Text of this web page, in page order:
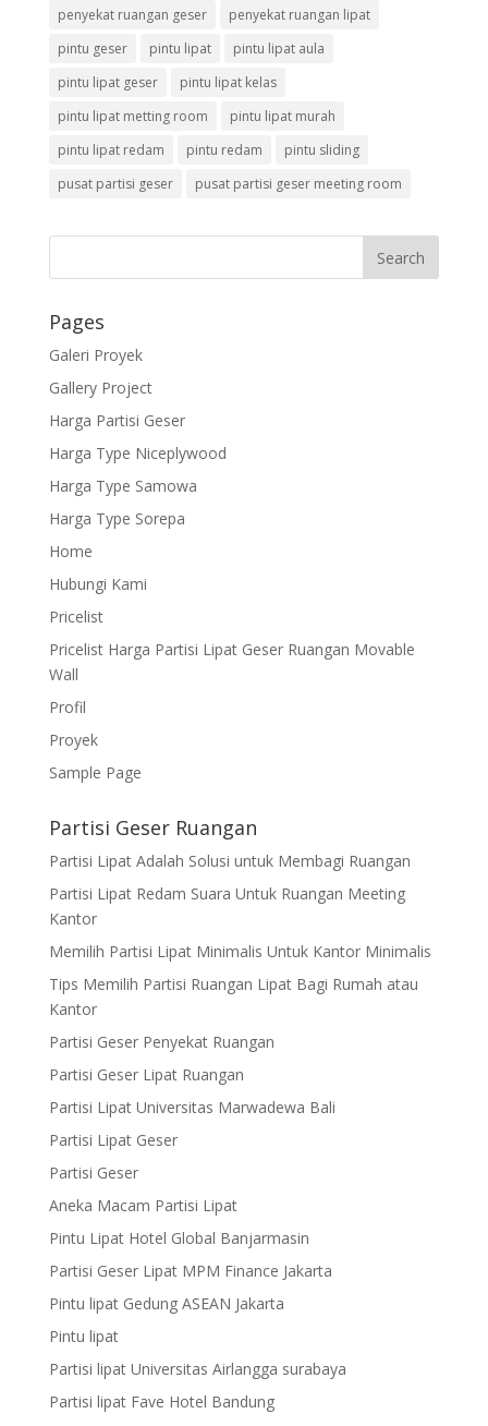
penyekat ruangan geser
penyekat ruangan lipat
pintu geser
pintu lipat
pintu lipat aula
pintu lipat geser
pintu lipat kelas
pintu lipat metting room
pintu lipat murah
pintu lipat redam
pintu redam
pintu sliding
pusat partisi geser
pusat partisi geser meeting room
Pages
Galeri Proyek
Gallery Project
Harga Partisi Geser
Harga Type Niceplywood
Harga Type Samowa
Harga Type Sorepa
Home
Hubungi Kami
Pricelist
Pricelist Harga Partisi Lipat Geser Ruangan Movable
Wall
Profil
Proyek
Sample Page
Partisi Geser Ruangan
Partisi Lipat Adalah Solusi untuk Membagi Ruangan
Partisi Lipat Redam Suara Untuk Ruangan Meeting
Kantor
Memilih Partisi Lipat Minimalis Untuk Kantor Minimalis
Tips Memilih Partisi Ruangan Lipat Bagi Rumah atau
Kantor
Partisi Geser Penyekat Ruangan
Partisi Geser Lipat Ruangan
Partisi Lipat Universitas Marwadewa Bali
Partisi Lipat Geser
Partisi Geser
Aneka Macam Partisi Lipat
Pintu Lipat Hotel Global Banjarmasin
Partisi Geser Lipat MPM Finance Jakarta
Pintu lipat Gedung ASEAN Jakarta
Pintu lipat
Partisi lipat Universitas Airlangga surabaya
Partisi lipat Fave Hotel Bandung